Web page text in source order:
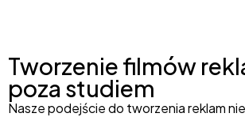
Tworzenie filmów
poza studiem
Nasze podejście do tworzenia reklam